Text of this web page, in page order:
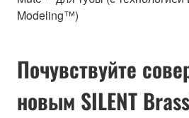
Modeling™)
Почувствуйте
новым SILENT